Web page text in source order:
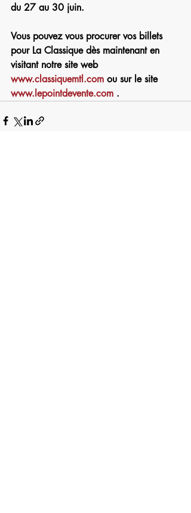
du 27 au 30 juin.
Vous pouvez vous procurer vos billets
pour La Classique dès maintenant en
visitant notre site web
www.classiquemtl.com ou sur le site
www.lepointdevente.com .